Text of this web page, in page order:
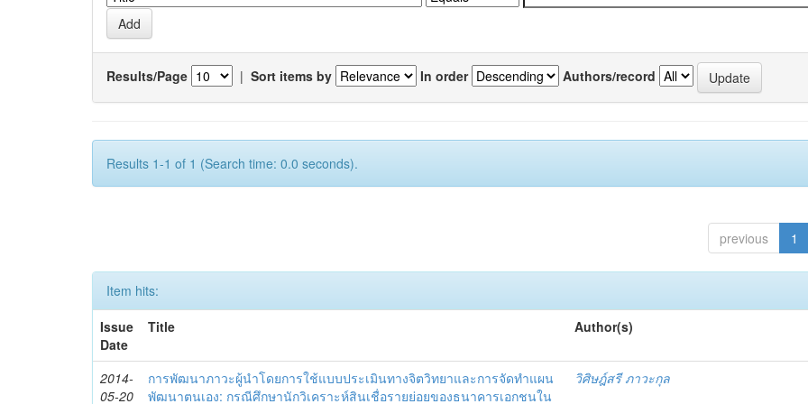
Results/Page | Sort items by In order Authors/record
Results 1-1 of 1 (Search time: 0.0 seconds).
previous 1
Item hits:
Issue
Date
Title Author(s)
2014-
05-20
การพัฒนาภาวะผู้นำโดยการใช้แบบประเมินทางจิตวิทยาและการจัดทำแผน
พัฒนาตนเอง: กรณีศึกษานักวิเคราะห์สินเชื่อรายย่อยของธนาคารเอกชนใน
วิศิษฎ์สรี ภาวะกุล